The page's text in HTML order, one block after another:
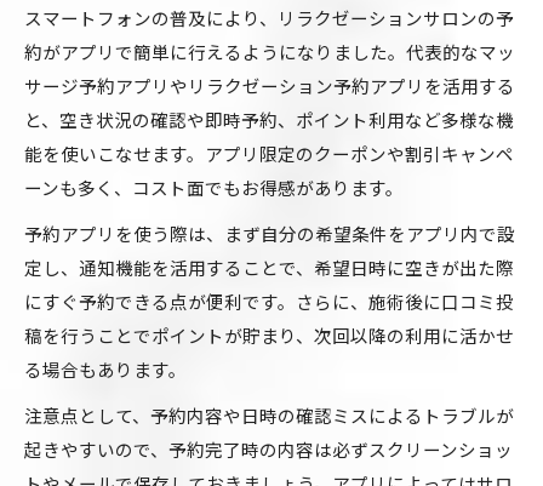
スマートフォンの普及により、リラクゼーションサロンの予
約がアプリで簡単に行えるようになりました。代表的なマッ
サージ予約アプリやリラクゼーション予約アプリを活用する
と、空き状況の確認や即時予約、ポイント利用など多様な機
能を使いこなせます。アプリ限定のクーポンや割引キャンペ
ーンも多く、コスト面でもお得感があります。
予約アプリを使う際は、まず自分の希望条件をアプリ内で設
定し、通知機能を活用することで、希望日時に空きが出た際
にすぐ予約できる点が便利です。さらに、施術後に口コミ投
稿を行うことでポイントが貯まり、次回以降の利用に活かせ
る場合もあります。
注意点として、予約内容や日時の確認ミスによるトラブルが
起きやすいので、予約完了時の内容は必ずスクリーンショッ